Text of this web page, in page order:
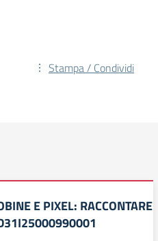
Stampa / Condividi
E PIXEL: RACCONTARE